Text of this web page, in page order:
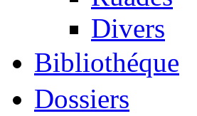
Divers
Bibliothéque
Dossiers